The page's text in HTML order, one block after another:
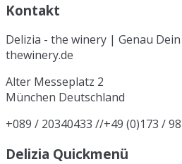
Kontakt
Delizia - the winery | Genau
thewinery.de
Alter Messeplatz 2
München Deutschland
+089 / 20340433 //+49 (0)173 /
Delizia Quickmenü